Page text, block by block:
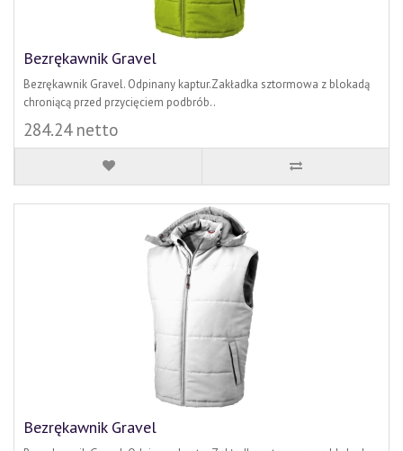
Bezrękawnik Gravel
Bezrękawnik Gravel. Odpinany kaptur.Zakładka sztormowa z blokadą
chroniącą przed przycięciem podbrób..
284.24 netto
Bezrękawnik Gravel